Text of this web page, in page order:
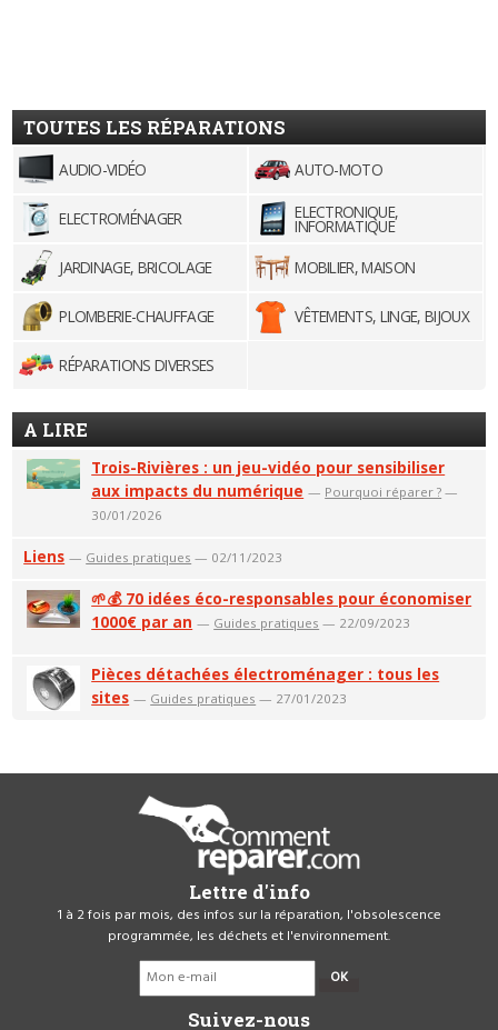
TOUTES LES RÉPARATIONS
AUDIO-VIDÉO AUTO-MOTO
ELECTROMÉNAGER ELECTRONIQUE,
INFORMATIQUE
JARDINAGE, BRICOLAGE
MOBILIER, MAISON
PLOMBERIE-CHAUFFAGE VÊTEMENTS, LINGE, BIJOUX
RÉPARATIONS DIVERSES
A LIRE
Trois-Rivières : un jeu-vidéo pour sensibiliser
aux impacts du numérique — Pourquoi réparer ? —
30/01/2026
Liens — Guides pratiques — 02/11/2023
🌱💰 70 idées éco-responsables pour économiser
1000€ par an — Guides pratiques — 22/09/2023
Pièces détachées électroménager : tous les
sites — Guides pratiques — 27/01/2023
Lettre d'info
1 à 2 fois par mois, des infos sur la réparation, l'obsolescence
programmée, les déchets et l'environnement.
OK
Suivez-nous